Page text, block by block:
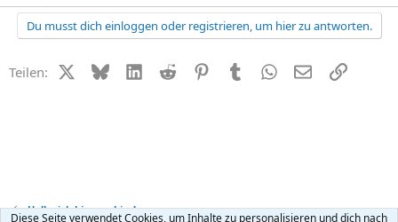
Du musst dich einloggen oder registrieren, um hier zu antworten.
Teilen: X (Twitter)
BlueskyLinkedIn
Reddit PinterestTumblr WhatsApp
E-MailLink
Hallo, ich bin neu hier!
Diese Seite verwendet Cookies, um Inhalte zu personalisieren und dich nach